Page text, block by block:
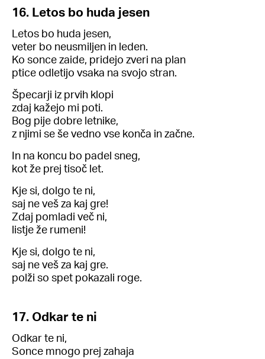
16. Letos bo huda jesen
Letos bo huda jesen,
veter bo neusmiljen in leden.
Ko sonce zaide, pridejo zveri na plan
ptice odletijo vsaka na svojo stran.
Špecarji iz prvih klopi
zdaj kažejo mi poti.
Bog pije dobre letnike,
z njimi se še vedno vse konča in začne.
In na koncu bo padel sneg,
kot že prej tisoč let.
Kje si, dolgo te ni,
saj ne veš za kaj gre!
Zdaj pomladi več ni,
listje že rumeni!
Kje si, dolgo te ni,
saj ne veš za kaj gre.
polži so spet pokazali roge.
17. Odkar te ni
Odkar te ni,
Sonce mnogo prej zahaja